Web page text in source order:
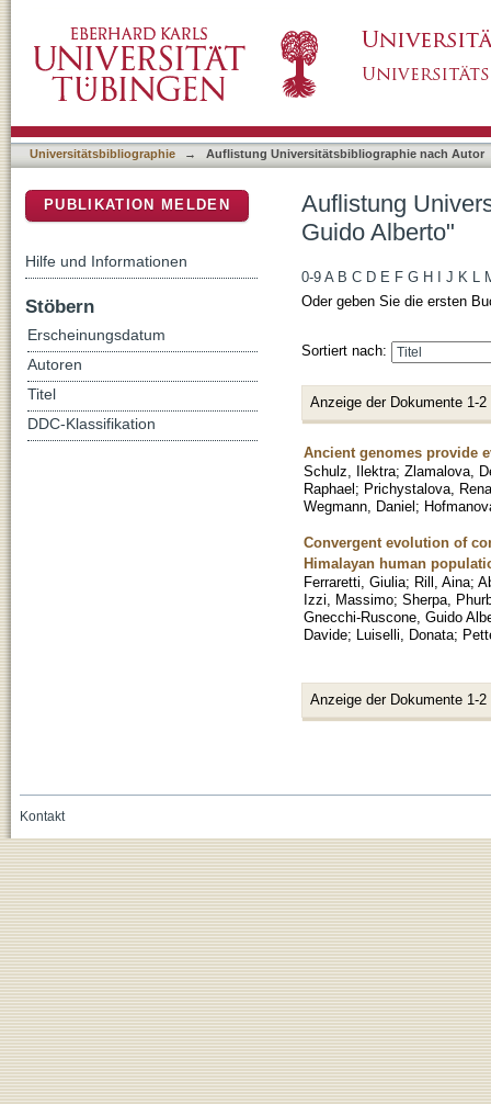
Universitätsbibliographie → Auflistung Universitätsbibliographie nach Autor
Auflistung
Guido Alberto"
0-9 A B C D E F G H J K L
Oder geben Sie die ersten
Sortiert nach:
Anzeige der Dokumente 1-2
Ancient genomes provide
Schulz, Ilektra; Zlamalova,
Raphael; Prichystalova,
Wegmann, Daniel;
Convergent evolution of
Himalayan human
Ferraretti, Giulia; Rill, Aina;
Izzi, Massimo; Sherpa,
Gnecchi-Ruscone, Guido
Davide; Luiselli, Donata;
Anzeige der Dokumente 1-2
PUBLIKATION MELDEN
Hilfe und Informationen
Stöbern
Erscheinungsdatum
Autoren
Titel
DDC-Klassifikation
Kontakt